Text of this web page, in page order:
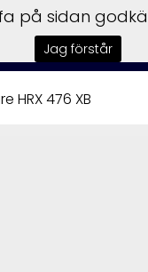
Motorer Trailer
HRX 476 XB
på sidan
Jag förstår